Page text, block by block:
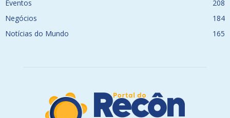
Eventos
208
Negócios
184
Notícias do Mundo
165